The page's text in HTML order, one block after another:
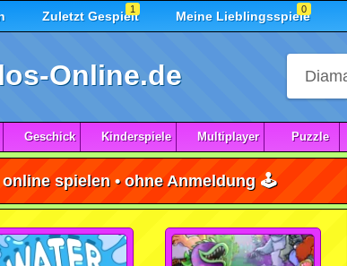
Zuletzt Gespielt
1 Meine Lieblingsspiele
0
Online.de
Geschick Kinderspiele Multiplayer Puzzle
spielen • ohne Anmeldung 🕹️